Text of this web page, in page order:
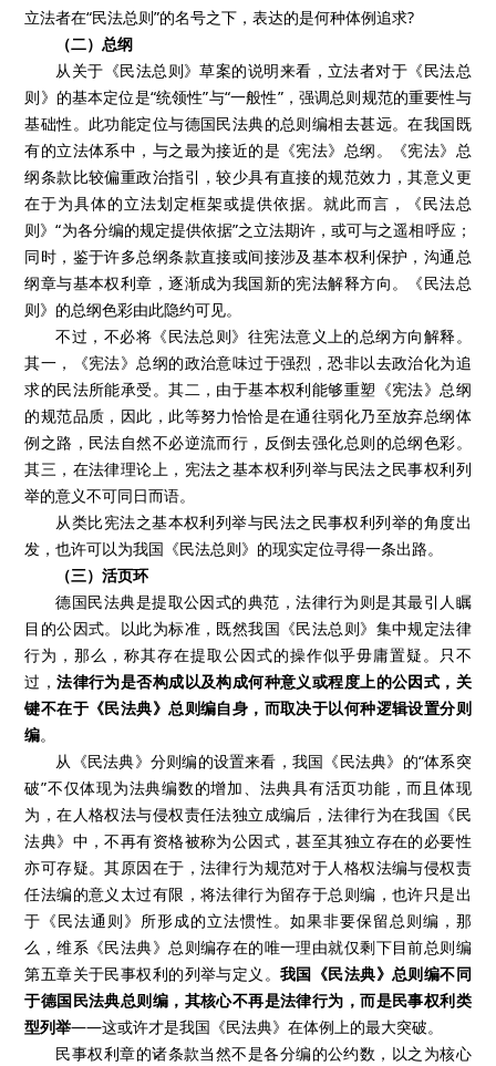
立法者在“民法总则”的名号之下，表达的是何种体例追求?
（二）总纲
从关于《民法总则》草案的说明来看，立法者对于《民法总
则》的基本定位是“统领性”与“一般性”，强调总则规范的重要性与
基础性。此功能定位与德国民法典的总则编相去甚远。在我国既
有的立法体系中，与之最为接近的是《宪法》总纲。《宪法》总
纲条款比较偏重政治指引，较少具有直接的规范效力，其意义更
在于为具体的立法划定框架或提供依据。就此而言，《民法总
则》“为各分编的规定提供依据”之立法期许，或可与之遥相呼应；
同时，鉴于许多总纲条款直接或间接涉及基本权利保护，沟通总
纲章与基本权利章，逐渐成为我国新的宪法解释方向。《民法总
则》的总纲色彩由此隐约可见。
不过，不必将《民法总则》往宪法意义上的总纲方向解释。
其一，《宪法》总纲的政治意味过于强烈，恐非以去政治化为追
求的民法所能承受。其二，由于基本权利能够重塑《宪法》总纲
的规范品质，因此，此等努力恰恰是在通往弱化乃至放弃总纲体
例之路，民法自然不必逆流而行，反倒去强化总则的总纲色彩。
其三，在法律理论上，宪法之基本权利列举与民法之民事权利列
举的意义不可同日而语。
从类比宪法之基本权利列举与民法之民事权利列举的角度出
发，也许可以为我国《民法总则》的现实定位寻得一条出路。
（三）活页环
德国民法典是提取公因式的典范，法律行为则是其最引人瞩
目的公因式。以此为标准，既然我国《民法总则》集中规定法律
行为，那么，称其存在提取公因式的操作似乎毋庸置疑。只不
过，法律行为是否构成以及构成何种意义或程度上的公因式，关
键不在于《民法典》总则编自身，而取决于以何种逻辑设置分则
编。
从《民法典》分则编的设置来看，我国《民法典》的“体系突
破”不仅体现为法典编数的增加、法典具有活页功能，而且体现
为，在人格权法与侵权责任法独立成编后，法律行为在我国《民
法典》中，不再有资格被称为公因式，甚至其独立存在的必要性
亦可存疑。其原因在于，法律行为规范对于人格权法编与侵权责
任法编的意义太过有限，将法律行为留存于总则编，也许只是出
于《民法通则》所形成的立法惯性。如果非要保留总则编，那
么，维系《民法典》总则编存在的唯一理由就仅剩下目前总则编
第五章关于民事权利的列举与定义。我国《民法典》总则编不同
于德国民法典总则编，其核心不再是法律行为，而是民事权利类
型列举——这或许才是我国《民法典》在体例上的最大突破。
民事权利章的诸条款当然不是各分编的公约数，以之为核心